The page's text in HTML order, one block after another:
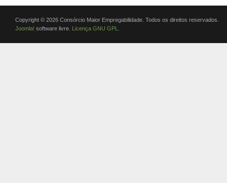
Copyright © 2026 Consórcio Maior Empregabilidade. Todos os direitos reservados.
Joomla! software livre. Licença GNU GPL.